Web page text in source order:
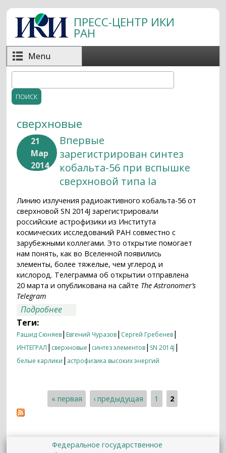
Перейти к основному содержанию
ПРЕСС-ЦЕНТР ИКИ
РАН
Menu
Форма поиска
сверхновые
21
Мар
2014
Впервые
зарегистрирован синтез
кобальта-56 при вспышке
сверхновой типа Ia
Линию излучения радиоактивного кобальта-56 от
сверхновой SN 2014J зарегистрировали
российские астрофизики из Института
космических исследований РАН совместно с
зарубежными коллегами. Это открытие помогает
нам понять, как во Вселенной появились
элементы, более тяжелые, чем углерод и
кислород. Телеграмма об открытии отправлена
20 марта и опубликована на сайте The Astronomer’s
Telegram
Подробнее
типа Ia
Теги:
Рашид Сюняев| Евгений Чуразов| Сергей Гребенев|
ИНТЕГРАЛ | сверхновые | синтез элементов| SN 2014J |
белые карлики | астрофизика высоких энергий
Страницы
« первая ‹ предыдущая 1 2
Федеральное государственное